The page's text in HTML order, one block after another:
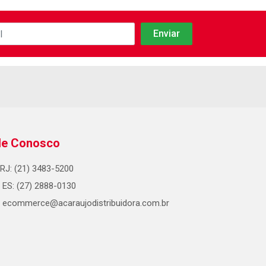
Conosco
RJ: (21) 3483-5200
ES: (27) 2888-0130
ecommerce@acaraujodistribuidora.com.br